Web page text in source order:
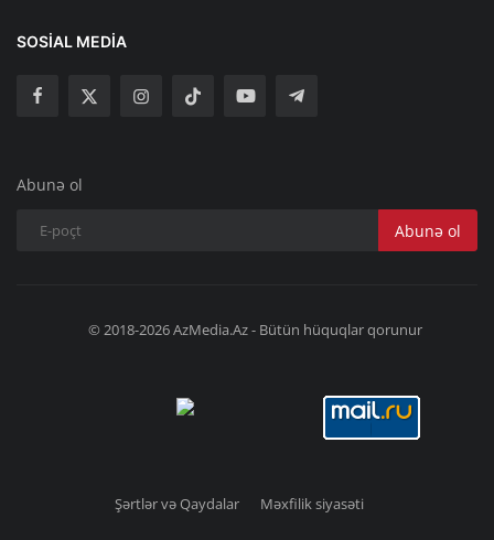
SOSIAL MEDIA
Abunə ol
Abunə ol
© 2018-2026 AzMedia.Az - Bütün hüquqlar qorunur
Şərtlər və Qaydalar Məxfilik siyasəti